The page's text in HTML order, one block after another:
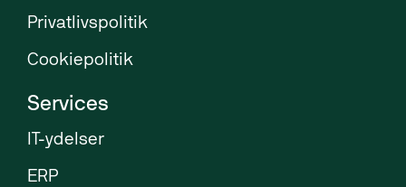
Privatlivspolitik
Cookiepolitik
Services
IT-ydelser
ERP